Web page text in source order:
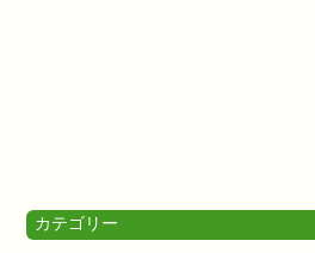
カテゴリー